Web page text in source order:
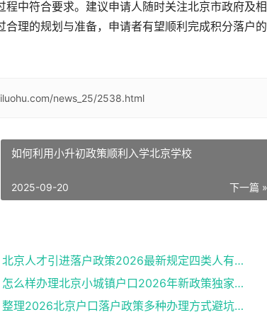
中符合要求。建议申请人随时关注北京市政府及
理的规划与准备，申请者有望顺利完成积分落户
news_25/2538.html
如何利用小升初政策顺利入学北京学校
下一篇 »
2025-09-20
北京人才引进落户政策2026最新规定四类人有资格
怎么样办理北京小城镇户口2026年新政策独家解读
整理2026北京户口落户政策多种办理方式避坑指南